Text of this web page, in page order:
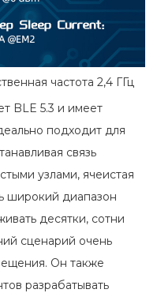
частота 2,4 ГГц
BLE 5.3 и имеет
подходит для
связь
узлами, ячеистая
широкий диапазон
десятки, сотни
сценарий очень
Он также
разрабатывать